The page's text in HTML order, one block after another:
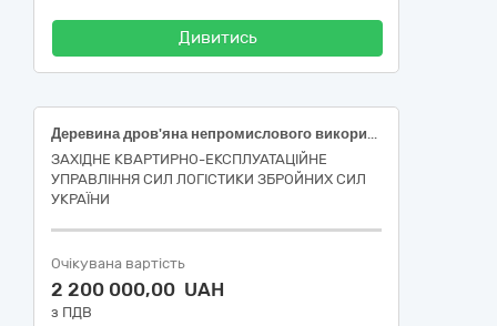
Дивитись
Деревина дров'яна непромислового використання 2 групаДК 021- 2015 - 03413000-8 – Паливна деревина
ЗАХІДНЕ КВАРТИРНО-ЕКСПЛУАТАЦІЙНЕ
УПРАВЛІННЯ СИЛ ЛОГІСТИКИ ЗБРОЙНИХ СИЛ
УКРАЇНИ
Очікувана вартість
2 200 000,00 UAH
з ПДВ